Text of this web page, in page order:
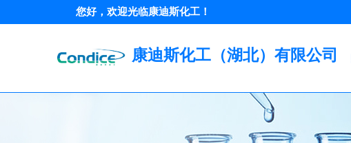
您好，欢迎光临康迪斯化工！
康迪斯化工（湖北）有限公司